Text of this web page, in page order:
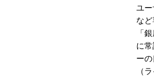
ユ
など
「
に
ーの
（